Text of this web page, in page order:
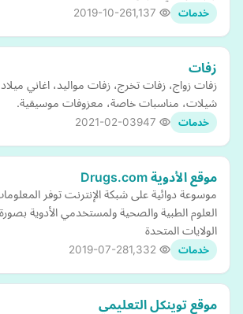
خدمات 2019-10-26
زفات
زفات زواج، زفات تخرج، زفات مواليد، اغاني
شيلات، مناسبات خاصة، معزوفات موسيقية.
خدمات 2021-02-03
موقع الأدوية Drugs.com
موسوعة دوائية على شبكة الإنترنت توفر
العلوم الطبية والصحية ولمستخدمي الأدوية
الولايات المتحدة
خدمات 2019-07-28
موقع توينكل التعليمي